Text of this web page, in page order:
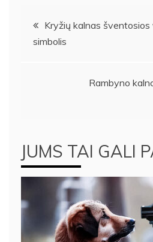
Navigacija
tarp
Kryžių kalnas
simbolis
Rambyno
JUMS TAI GALI